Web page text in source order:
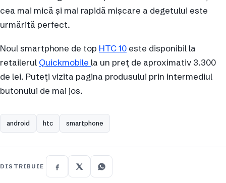
cea mai mică și mai rapidă mişcare a degetului este
urmărită perfect.
Noul smartphone de top HTC 10 este disponibil la
retailerul Quickmobile la un preț de aproximativ 3.300
de lei. Puteți vizita pagina produsului prin intermediul
butonului de mai jos.
android htc smartphone
DISTRIBUIE